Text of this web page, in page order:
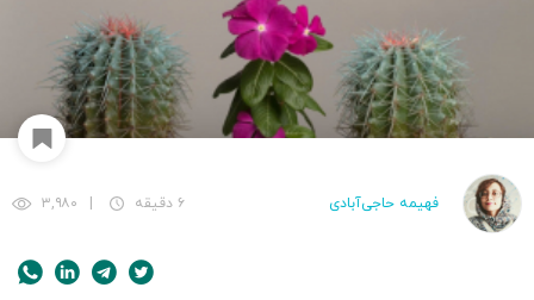
فهیمه حاجی‌آبادی ۶ دقیقه ۳,۹۸۰